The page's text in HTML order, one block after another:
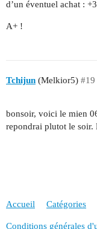
d’un éventuel achat :
A+ !
Tchijun (Melkior5) #19
bonsoir, voici le mien
repondrai plutot le soir.
Accueil Catégories
Conditions générales